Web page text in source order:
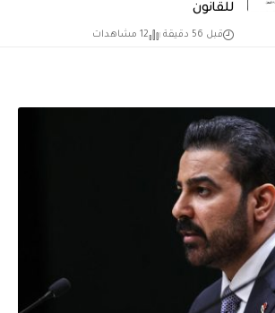
للقانون
قبل 56 دقيقة 12 مشاهدات